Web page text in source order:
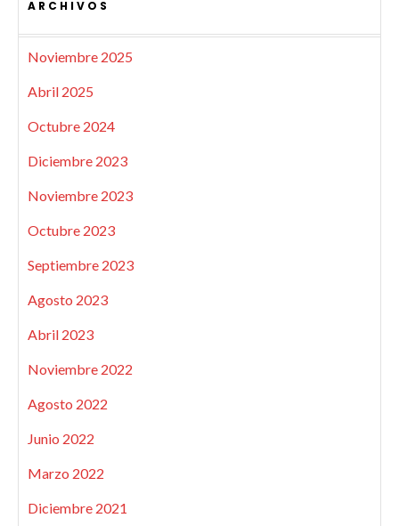
ARCHIVOS
Noviembre 2025
Abril 2025
Octubre 2024
Diciembre 2023
Noviembre 2023
Octubre 2023
Septiembre 2023
Agosto 2023
Abril 2023
Noviembre 2022
Agosto 2022
Junio 2022
Marzo 2022
Diciembre 2021